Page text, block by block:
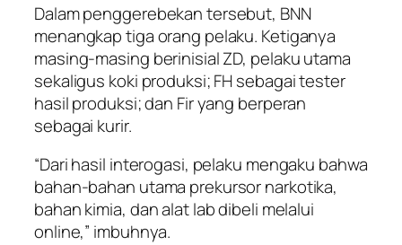
Dalam penggerebekan tersebut, BNN
menangkap tiga orang pelaku. Ketiganya
masing-masing berinisial ZD, pelaku utama
sekaligus koki produksi; FH sebagai tester
hasil produksi; dan Fir yang berperan
sebagai kurir.
“Dari hasil interogasi, pelaku mengaku bahwa
bahan-bahan utama prekursor narkotika,
bahan kimia, dan alat lab dibeli melalui
online,” imbuhnya.